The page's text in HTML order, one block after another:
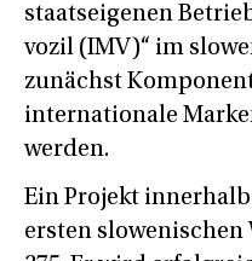
staatseigenen
vozil (IMV)“ im
zunächst
internationale
werden.
Ein Projekt
ersten slowenischen